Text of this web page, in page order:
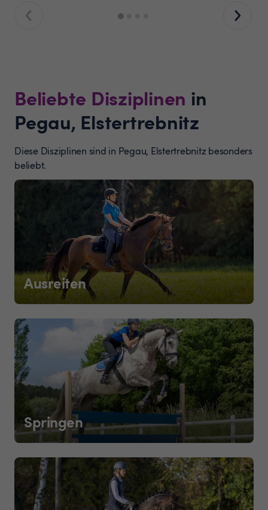
Beliebte Disziplinen in
Pegau, Elstertrebnitz
Diese Disziplinen sind in Pegau, Elstertrebnitz besonders
beliebt.
Ausreiten
Springen